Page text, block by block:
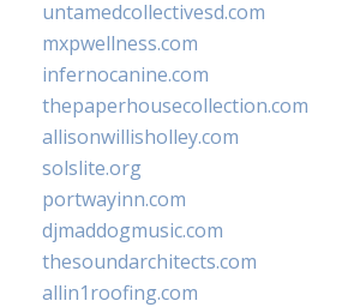
untamedcollectivesd.com
mxpwellness.com
infernocanine.com
thepaperhousecollection.com
allisonwillisholley.com
solslite.org
portwayinn.com
djmaddogmusic.com
thesoundarchitects.com
allin1roofing.com